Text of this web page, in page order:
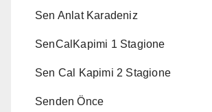
Sen Anlat Karadeniz
SenCalKapimi 1 Stagione
Sen Cal Kapimi 2 Stagione
Senden Önce